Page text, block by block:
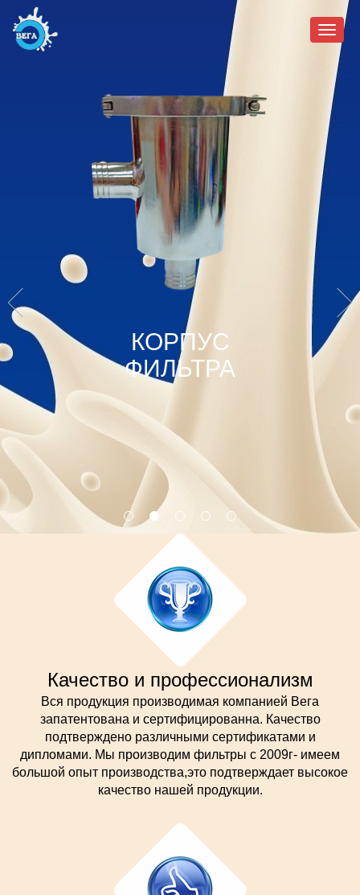
Меню
КОРПУС
ФИЛЬТРА
Качество и профессионализм
Вся продукция производимая компанией Вега
запатентована и сертифицированна. Качество
подтверждено различными сертификатами и
дипломами. Мы производим фильтры с 2009г- имеем
большой опыт производства,это подтверждает высокое
качество нашей продукции.